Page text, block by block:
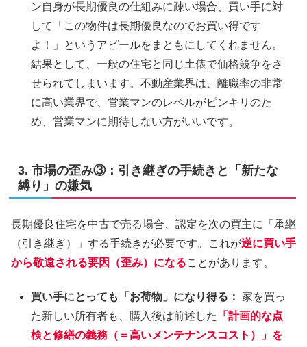
ン自身が長期優良の仕組みに疎い場合、買い手に対
して「この物件は長期優良なのでお買い得です
よ！」というアピールをまともにしてくれません。
結果として、一般の住宅と同じ土俵で価格競争をさ
せられてしまいます。不動産業界は、離職率の非常
に高い業界で、営業マンのレベルがピンキリのた
め、営業マンに期待しない方がいいです。
3. 市場の歪み③：引き継ぎの手続きと「新たな
縛り」の嫌気
長期優良住宅を中古で売る場合、認定を次の買主に「承継
（引き継ぎ）」する手続きが必要です。これが逆に買い手
から敬遠される要因（歪み）になることがあります。
買い手にとっても「お荷物」になり得る： 家を買っ
た新しい所有者も、購入後は前述した
「計画的な点
検と修繕の義務（＝高いメンテナンスコスト）」を